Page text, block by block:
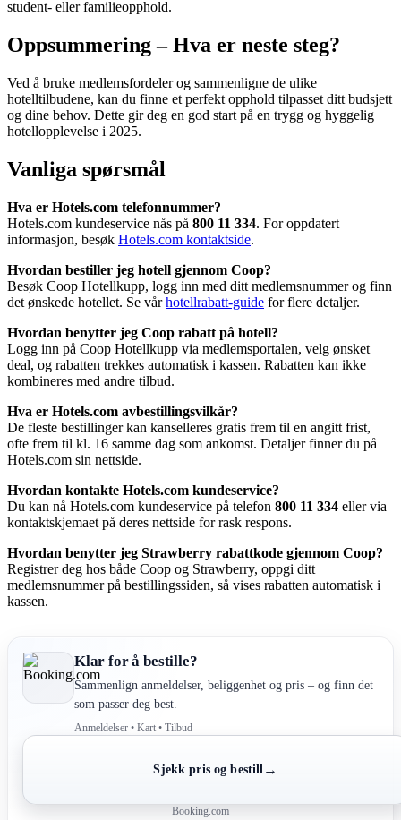
student- eller familieopphold.
Oppsummering – Hva er neste steg?
Ved å bruke medlemsfordeler og sammenligne de ulike
hotelltilbudene, kan du finne et perfekt opphold tilpasset ditt budsjett
og dine behov. Dette gir deg en god start på en trygg og hyggelig
hotellopplevelse i 2025.
Vanliga spørsmål
Hva er Hotels.com telefonnummer?
Hotels.com kundeservice nås på 800 11 334. For oppdatert
informasjon, besøk Hotels.com kontaktside.
Hvordan bestiller jeg hotell gjennom Coop?
Besøk Coop Hotellkupp, logg inn med ditt medlemsnummer og finn
det ønskede hotellet. Se vårhotellrabatt-guide for flere detaljer.
Hvordan benytter jeg Coop rabatt på hotell?
Logg inn på Coop Hotellkupp via medlemsportalen, velg ønsket
deal, og rabatten trekkes automatisk i kassen. Rabatten kan ikke
kombineres med andre tilbud.
Hva er Hotels.com avbestillingsvilkår?
De fleste bestillinger kan kanselleres gratis frem til en angitt frist,
ofte frem til kl. 16 samme dag som ankomst. Detaljer finner du på
Hotels.com sin nettside.
Hvordan kontakte Hotels.com kundeservice?
Du kan nå Hotels.com kundeservice på telefon 800 11 334 eller via
kontaktskjemaet på deres nettside for rask respons.
Hvordan benytter jeg Strawberry rabattkode gjennom Coop?
Registrer deg hos både Coop og Strawberry, oppgi ditt
medlemsnummer på bestillingssiden, så vises rabatten automatisk i
kassen.
Klar for å bestille?
Sammenlign anmeldelser, beliggenhet og pris – og finn det
som passer deg best.
Anmeldelser • Kart • Tilbud
Sjekk pris og bestill →
Booking.com